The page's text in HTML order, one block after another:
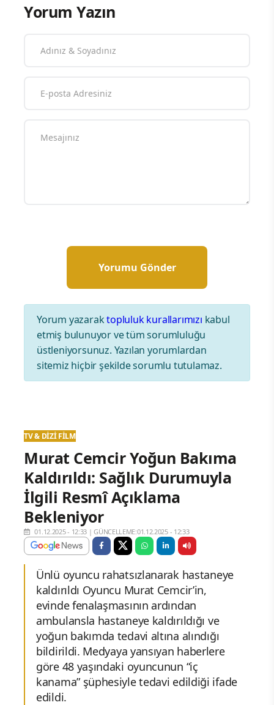
Yorum Yazın
Yorum yazaraktopluluk kurallarımızı kabul
etmiş bulunuyor ve tüm sorumluluğu
üstleniyorsunuz. Yazılan yorumlardan
sitemiz hiçbir şekilde sorumlu tutulamaz.
TV & DIZI FILM
Murat Cemcir Yoğun Bakıma
Kaldırıldı: Sağlık Durumuyla
İlgili Resmî Açıklama
Bekleniyor
01.12.2025 - 12:33 |GÜNCELLEME:01.12.2025 - 12:33
Ünlü oyuncu rahatsızlanarak hastaneye
kaldırıldı Oyuncu Murat Cemcir’in,
evinde fenalaşmasının ardından
ambulansla hastaneye kaldırıldığı ve
yoğun bakımda tedavi altına alındığı
bildirildi. Medyaya yansıyan haberlere
göre 48 yaşındaki oyuncunun “iç
kanama” şüphesiyle tedavi edildiği ifade
edildi.